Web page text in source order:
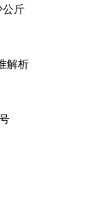
公斤
解析